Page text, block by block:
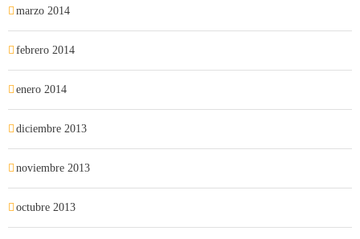
marzo 2014
febrero 2014
enero 2014
diciembre 2013
noviembre 2013
octubre 2013